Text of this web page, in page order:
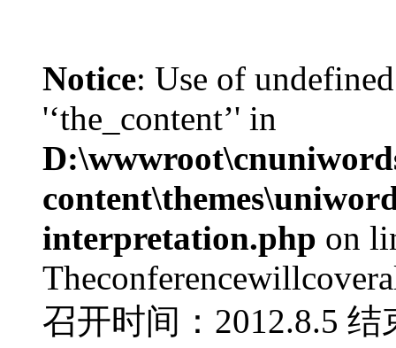
Notice: Use of
'‘the_content’' in
interpretation.php on
召开时间：2012.8.5